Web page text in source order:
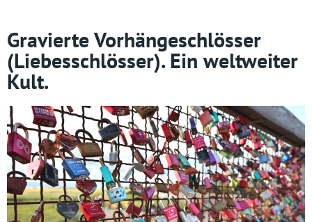
Gravierte Vorhängeschlösser
(Liebesschlösser). Ein weltweiter
Kult.